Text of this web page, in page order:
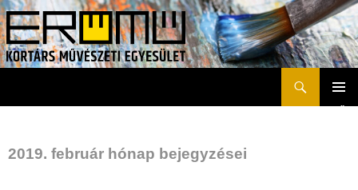
2019. február hónap bejegyzései